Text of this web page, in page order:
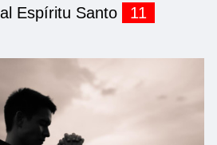
Espíritu Santo 11